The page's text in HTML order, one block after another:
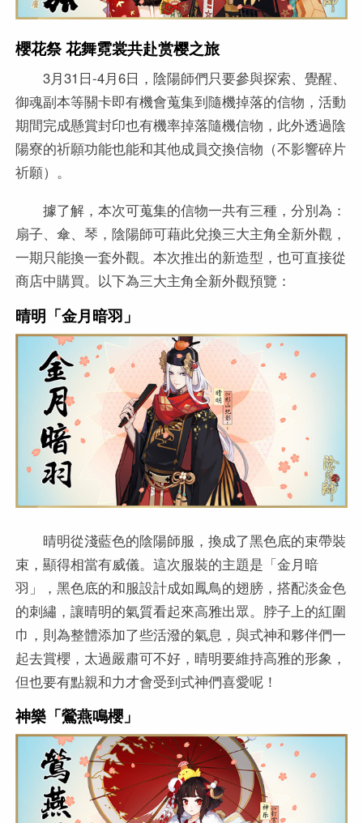
櫻花祭 花舞霓裳共赴赏樱之旅
3月31日-4月6日，陰陽師們只要參與探索、覺醒、
御魂副本等關卡即有機會蒐集到隨機掉落的信物，活動
期間完成懸賞封印也有機率掉落隨機信物，此外透過陰
陽寮的祈願功能也能和其他成員交換信物（不影響碎片
祈願）。
據了解，本次可蒐集的信物一共有三種，分別為：
扇子、傘、琴，陰陽師可藉此兌換三大主角全新外觀，
一期只能換一套外觀。本次推出的新造型，也可直接從
商店中購買。以下為三大主角全新外觀預覽：
晴明「金月暗羽」
晴明從淺藍色的陰陽師服，換成了黑色底的束帶裝
束，顯得相當有威儀。這次服裝的主題是「金月暗
羽」，黑色底的和服設計成如鳳鳥的翅膀，搭配淡金色
的刺繡，讓晴明的氣質看起來高雅出眾。脖子上的紅圍
巾，則為整體添加了些活潑的氣息，與式神和夥伴們一
起去賞櫻，太過嚴肅可不好，晴明要維持高雅的形象，
但也要有點親和力才會受到式神們喜愛呢！
神樂「鶯燕鳴櫻」